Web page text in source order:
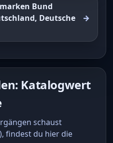
Bund
Deutsche
Katalogwert
schaust
findest du hier die